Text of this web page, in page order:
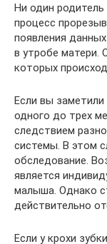
Ни один родитель
процесс
появления
в утробе матери.
которых
Если вы заметили
одного до трех
следствием
системы. В этом
обследование.
является
малыша. Однако
действительно
Если у крохи